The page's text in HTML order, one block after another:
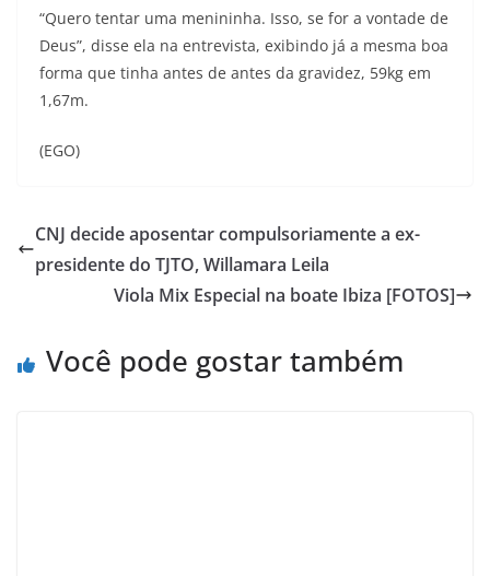
“Quero tentar uma menininha. Isso, se for a vontade de
Deus”, disse ela na entrevista, exibindo já a mesma boa
forma que tinha antes de antes da gravidez, 59kg em
1,67m.
(EGO)
CNJ decide aposentar compulsoriamente a ex-
presidente do TJTO, Willamara Leila
Viola Mix Especial na boate Ibiza [FOTOS]
Você pode gostar também